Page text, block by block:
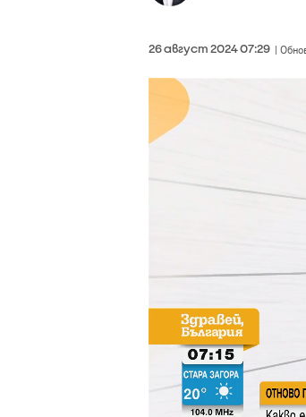
26 август 2024 07:29 |